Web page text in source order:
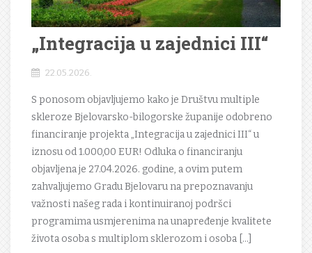
„Integracija u zajednici III“
22.05.2026.
S ponosom objavljujemo kako je Društvu multiple
skleroze Bjelovarsko-bilogorske županije odobreno
financiranje projekta „Integracija u zajednici III“ u
iznosu od 1.000,00 EUR! Odluka o financiranju
objavljena je 27.04.2026. godine, a ovim putem
zahvaljujemo Gradu Bjelovaru na prepoznavanju
važnosti našeg rada i kontinuiranoj podršci
programima usmjerenima na unapređenje kvalitete
života osoba s multiplom sklerozom i osoba […]